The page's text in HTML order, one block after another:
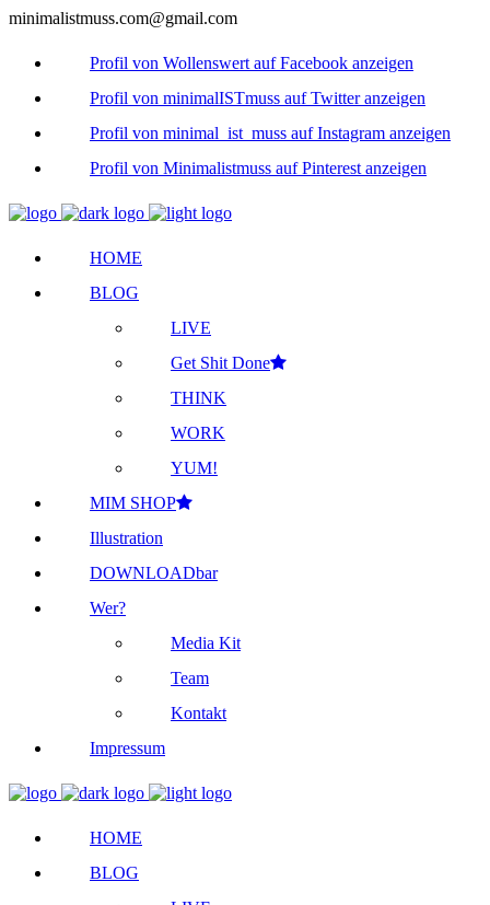
minimalistmuss.com@gmail.com
Profil von Wollenswert auf Facebook anzeigen
Profil von minimalISTmuss auf Twitter anzeigen
Profil von minimal_ist_muss auf Instagram anzeigen
Profil von Minimalistmuss auf Pinterest anzeigen
HOME
BLOG
LIVE
Get Shit Done
THINK
WORK
YUM!
MIM SHOP
Illustration
DOWNLOADbar
Wer?
Media Kit
Team
Kontakt
Impressum
HOME
BLOG